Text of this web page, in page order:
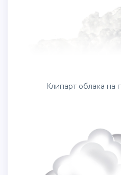
Клипарт облака на